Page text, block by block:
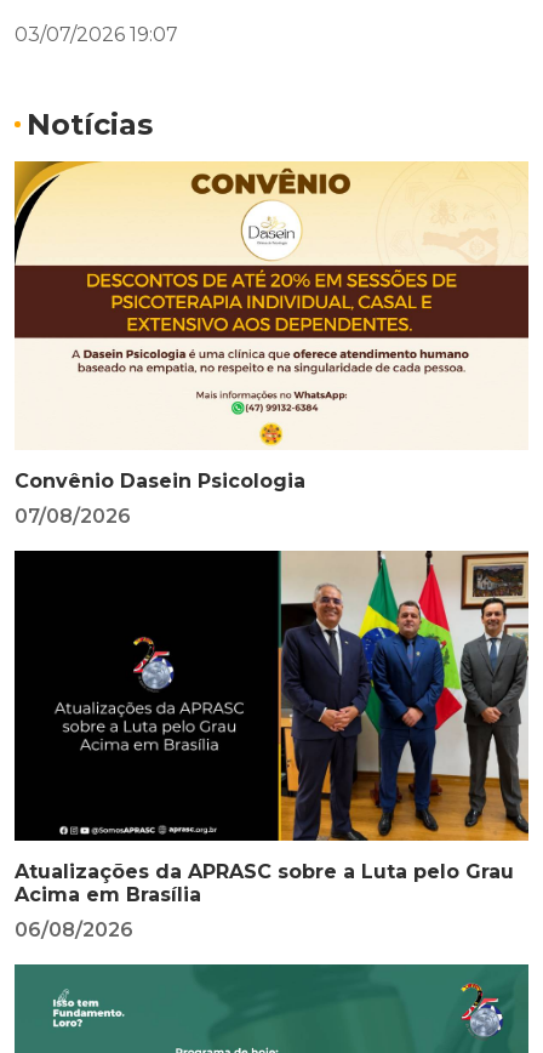
03/07/2026 19:07
Notícias
Convênio Dasein Psicologia
07/08/2026
Atualizações da APRASC sobre a Luta pelo Grau
Acima em Brasília
06/08/2026